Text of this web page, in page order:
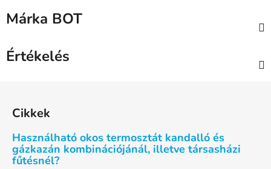
Márka BOT
Értékelés
Cikkek
Használható okos termosztát kandalló és
gázkazán kombinációjánál, illetve társasházi
fűtésnél?